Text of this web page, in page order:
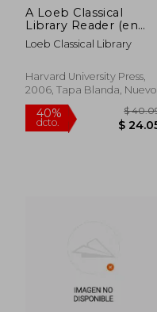
A Loeb Classical
Library Reader (en
Inglés)
Loeb Classical Library
Harvard University Press,
2006, Tapa Blanda, Nuevo